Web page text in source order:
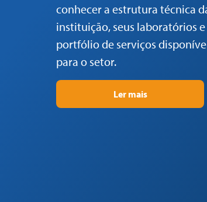
conhecer a estrutura técnica
instituição, seus laboratórios
portfólio de serviços
para o setor.
Ler mais